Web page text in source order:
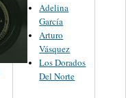
Adelina
García
Arturo
Vásquez
Los Dorados
Del Norte